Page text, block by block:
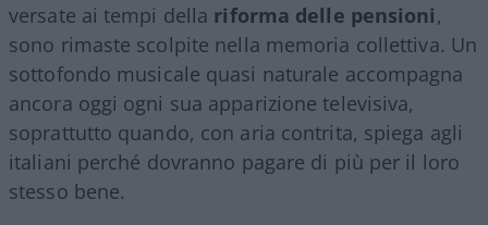
versate ai tempi della riforma delle pensioni,
sono rimaste scolpite nella memoria collettiva. Un
sottofondo musicale quasi naturale accompagna
ancora oggi ogni sua apparizione televisiva,
soprattutto quando, con aria contrita, spiega agli
italiani perché dovranno pagare di più per il loro
stesso bene.